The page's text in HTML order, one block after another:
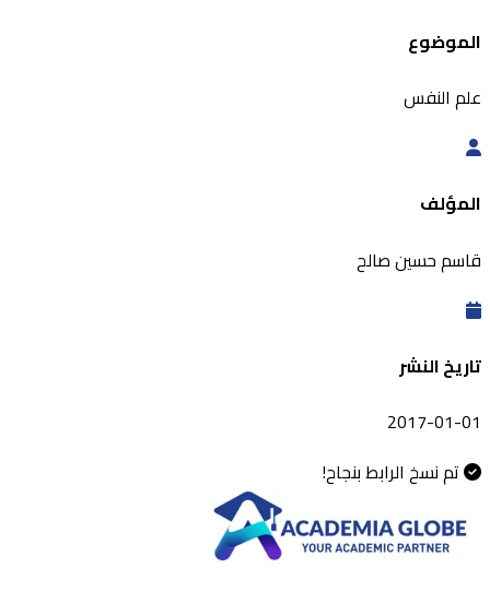
الموضوع
علم النفس
المؤلف
قاسم حسين صالح
تاريخ النشر
2017-01-01
تم نسخ الرابط بنجاح!